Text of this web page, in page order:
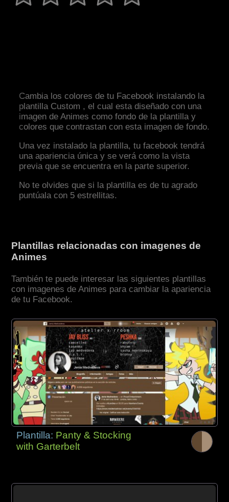
Cambia los colores de tu Facebook instalando la
plantilla Custom , el cual esta diseñado con una
imagen de Animes como fondo de la plantilla y
colores que contrastan con esta imagen de fondo.
Una vez instalado la plantilla, tu facebook tendrá
una apariencia única y se verá como la vista
previa que se encuentra en la parte superior.
No te olvides que si la plantilla es de tu agrado
puntúala con 5 estrellitas.
Plantillas relacionadas con imagenes de
Animes
También te puede interesar las siguientes plantillas
con imagenes de Animes para cambiar la apariencia
de tu Facebook.
Plantilla: Panty & Stocking
with Garterbelt